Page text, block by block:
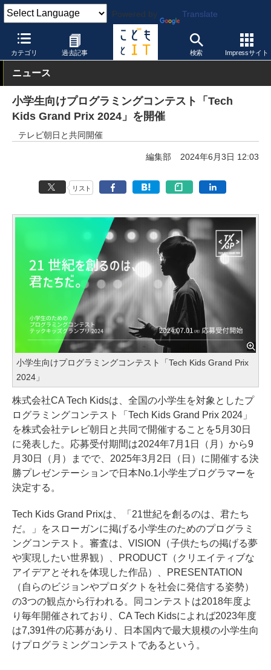
Powered by Translate
カテゴリ 過去記事 検索 Impressサイト
こどもとIT イベント・セミナー
ニュース
小学生向けプログラミングコンテスト「Tech
Kids Grand Prix 2024」を開催
テレビ朝日と共同開催
編集部 2024年6月3日 12:03
リスト
小学生向けプログラミングコンテスト「Tech Kids Grand Prix
2024」
株式会社CA Tech Kidsは、全国の小学生を対象としたプ
ログラミングコンテスト「Tech Kids Grand Prix 2024」
を株式会社テレビ朝日と共同で開催することを5月30日
に発表した。応募受付期間は2024年7月1日（月）から9
月30日（月）までで、2025年3月2日（日）に開催する決
勝プレゼンテーションで日本No.1小学生プログラマーを
決定する。
Tech Kids Grand Prixは、「21世紀を創るのは、君たち
だ。」をスローガンに掲げる小学生のためのプログラミ
ングコンテスト。審査は、VISION（子供たちの掲げる夢
や実現したい世界観）、PRODUCT（クリエイティブな
アイデアとそれを体現した作品）、PRESENTATION
（自らのビジョンやプロダクトを社会に発信する姿勢）
の3つの観点から行われる。同コンテストは2018年度よ
り毎年開催されており、CA Tech Kidsによれば2023年度
は7,391件の応募があり、日本国内で最大規模の小学生向
けプログラミングコンテストであるという。